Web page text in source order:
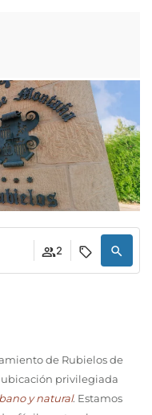
2
de Rubielos de
ubicación privilegiada
y natural. Estamos